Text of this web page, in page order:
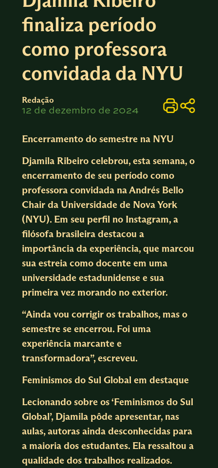
finaliza período
como professora
convidada da NYU
Redação
12 de dezembro de 2024
Encerramento do semestre na NYU
Djamila Ribeiro celebrou, esta semana, o
encerramento de seu período como
professora convidada na Andrés Bello
Chair da Universidade de Nova York
(NYU). Em seu perfil no Instagram, a
filósofa brasileira destacou a
importância da experiência, que marcou
sua estreia como docente em uma
universidade estadunidense e sua
primeira vez morando no exterior.
“Ainda vou corrigir os trabalhos, mas o
semestre se encerrou. Foi uma
experiência marcante e
transformadora”, escreveu.
Feminismos do Sul Global em destaque
Lecionando sobre os ‘Feminismos do Sul
Global’, Djamila pôde apresentar, nas
aulas, autoras ainda desconhecidas para
a maioria dos estudantes. Ela ressaltou a
qualidade dos trabalhos realizados.